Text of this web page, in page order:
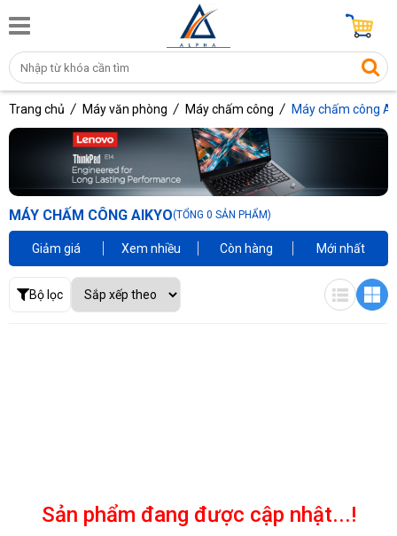
Trang chủ Máy văn phòng Máy chấm công Máy chấm công
MÁY CHẤM CÔNG AIKYO(TỔNG 0 SẢN PHẨM)
Giảm giá Xem nhiều Còn hàng Mới nhất
Bộ lọc
Sản phẩm đang được cập nhật...!